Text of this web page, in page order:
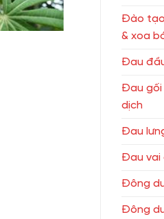
Đào
& xoa
Đau
Đau gối
dịch
Đau
Đau vai
Đông
Đông